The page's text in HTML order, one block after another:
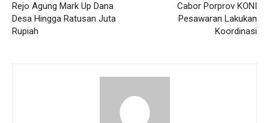
Rejo Agung Mark Up Dana
Desa Hingga Ratusan Juta
Rupiah
Cabor Porprov KONI
Pesawaran Lakukan
Koordinasi